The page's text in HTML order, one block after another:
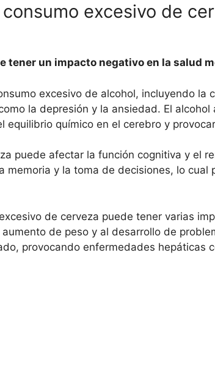
excesivo de
tener un impacto negativo en la salud
excesivo de alcohol, incluyendo la
la depresión y la ansiedad. El
equilibrio químico en el cerebro y
puede afectar la función cognitiva y el
memoria y la toma de decisiones, lo cual
de cerveza puede tener varias
de peso y al desarrollo de
provocando enfermedades hepáticas